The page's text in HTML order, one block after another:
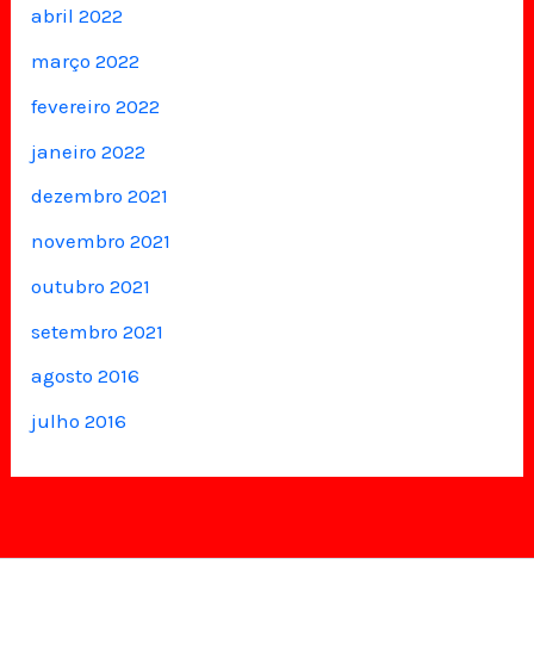
abril 2022
março 2022
fevereiro 2022
janeiro 2022
dezembro 2021
novembro 2021
outubro 2021
setembro 2021
agosto 2016
julho 2016